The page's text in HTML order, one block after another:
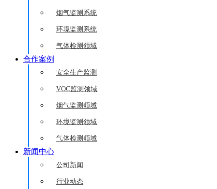
烟气监测系统
环境监测系统
气体检测领域
合作案例
安全生产监测
VOC监测领域
烟气监测领域
环境监测领域
气体检测领域
新闻中心
公司新闻
行业动态